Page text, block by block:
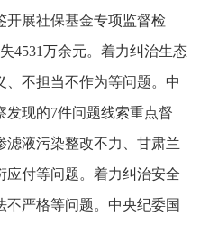
开展社保基金专项监督检
4531万余元。着力纠治生态
不担当不作为等问题。中
现的7件问题线索重点督
滤液污染整改不力、甘肃兰
应付等问题。着力纠治安全
严格等问题。中央纪委国